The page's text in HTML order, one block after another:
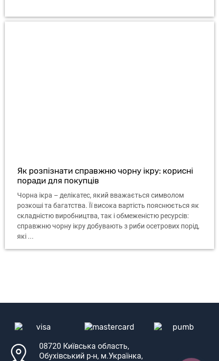
Як розпізнати справжню чорну ікру: корисні
поради для покупців
Чорна ікра – делікатес, який вважається символом
розкоші та багатства. Її висока вартість пояснюється як
складністю виробництва, так і обмеженістю ресурсів:
справжню чорну ікру добувають з риби осетрових порід,
які ...
08720 Київська область,
Обухівський р-н, м.Українка,